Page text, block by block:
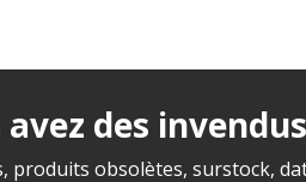
avez des
produits obsolètes, surstock,